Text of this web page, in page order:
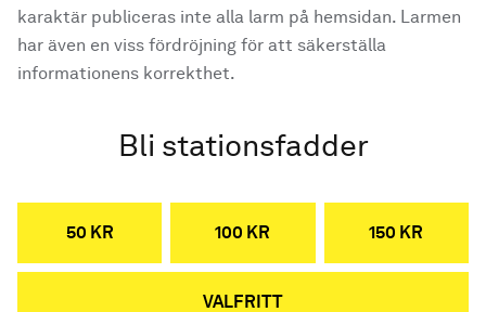
karaktär publiceras inte alla larm på hemsidan. Larmen
har även en viss fördröjning för att säkerställa
informationens korrekthet.
Bli stationsfadder
50 KR 100 KR 150 KR
VALFRITT